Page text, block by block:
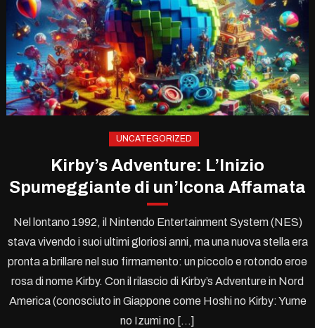
UNCATEGORIZED
Kirby’s Adventure: L’Inizio
Spumeggiante di un’Icona Affamata
Nel lontano 1992, il Nintendo Entertainment System (NES)
stava vivendo i suoi ultimi gloriosi anni, ma una nuova stella era
pronta a brillare nel suo firmamento: un piccolo e rotondo eroe
rosa di nome Kirby. Con il rilascio di Kirby’s Adventure in Nord
America (conosciuto in Giappone come Hoshi no Kirby: Yume
no Izumi no […]